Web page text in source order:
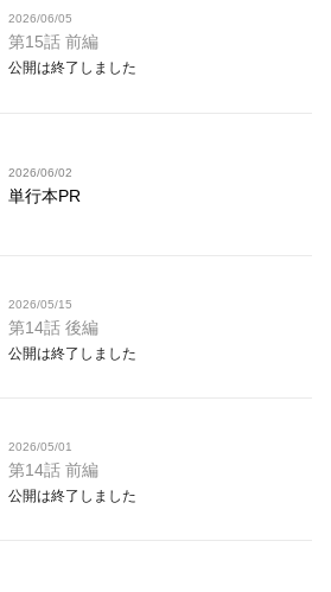
2026/06/05
第15話 前編
公開は終了しました
2026/06/02
単行本PR
2026/05/15
第14話 後編
公開は終了しました
2026/05/01
第14話 前編
公開は終了しました